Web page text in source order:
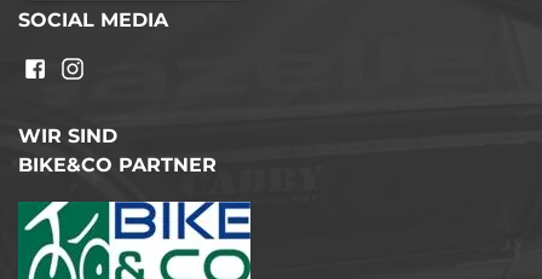
SOCIAL MEDIA
WIR SIND
BIKE&CO PARTNER